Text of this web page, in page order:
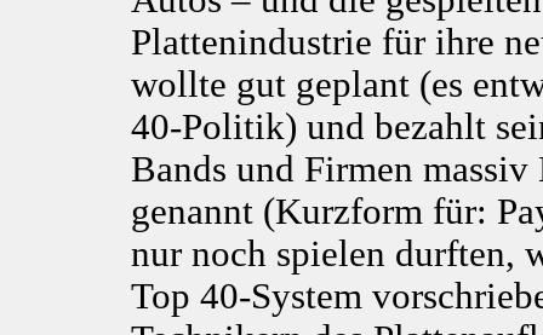
Plattenindustrie für ihre
wollte gut geplant (es
40-Politik) und bezahlt
Bands und Firmen massiv
genannt (Kurzform für:
nur noch spielen durften,
Top 40-System